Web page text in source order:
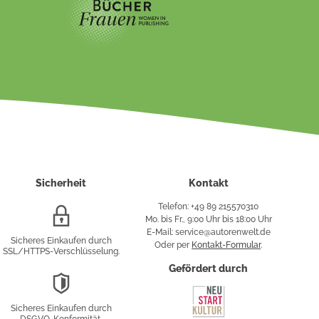
Sicherheit
Verschlüsselung
Sicheres Einkaufen durch
SSL/HTTPS-Verschlüsselung.
Sicheres Einkaufen durch
Kontakt
Telefon: +49 89 215570310
Mo. bis Fr., 9:00 Uhr bis 18:00 Uhr
E-Mail: service@autorenwelt.de
Oder per Kontakt-Formular.
Gefördert durch